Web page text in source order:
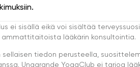
ei sisällä eikä voi sisältää
lääkärin konsultointia.
sellaisen tiedon perusteella,
Unagrande YogaClub ei tarjoa